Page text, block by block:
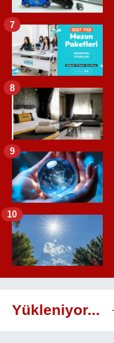
7
8
9
10
Yükleniyor...